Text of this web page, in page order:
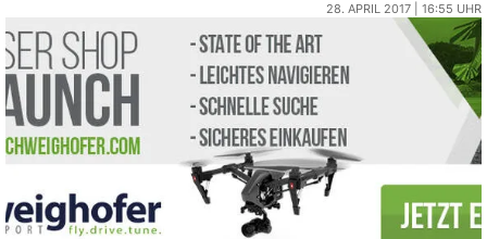
28. APRIL 2017 | 16:55 UHR